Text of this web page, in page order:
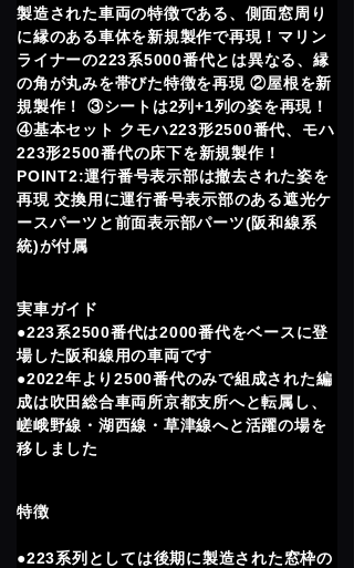
製造された車両の特徴である、側面窓周り
に縁のある車体を新規製作で再現！マリン
ライナーの223系5000番代とは異なる、縁
の角が丸みを帯びた特徴を再現 ②屋根を新
規製作！ ③シートは2列+1列の姿を再現！
④基本セット クモハ223形2500番代、モハ
223形2500番代の床下を新規製作！
POINT2:運行番号表示部は撤去された姿を
再現 交換用に運行番号表示部のある遮光ケ
ースパーツと前面表示部パーツ(阪和線系
統)が付属
実車ガイド
●223系2500番代は2000番代をベースに登
場した阪和線用の車両です
●2022年より2500番代のみで組成された編
成は吹田総合車両所京都支所へと転属し、
嵯峨野線・湖西線・草津線へと活躍の場を
移しました
特徴
●223系列としては後期に製造された窓枠の